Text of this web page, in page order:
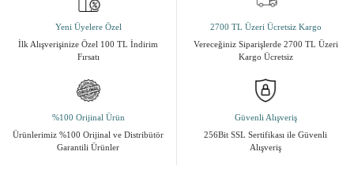
Yeni Üyelere Özel
İlk Alışverişinize Özel 100 TL İndirim
Fırsatı
2700 TL Üzeri Ücretsiz Kargo
Vereceğiniz Siparişlerde 2700 TL Üzeri
Kargo Ücretsiz
%100 Orijinal Ürün
Ürünlerimiz %100 Orijinal ve Distribütör
Garantili Ürünler
Güvenli Alışveriş
256Bit SSL Sertifikası ile Güvenli
Alışveriş